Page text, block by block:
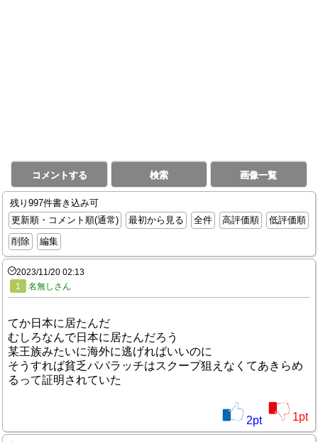
コメントする 検索 画像一覧
残り997件書き込み可
更新順・コメント順(通常)
最初から見る 全件 高評価順
低評価順
削除
編集
2023/11/20 02:13
1
名無しさん
てか日本に居たんだ
むしろなんで日本に居たんだろう
某王族みたいに海外に逃げればいいのに
そうすれば貧乏パパラッチはスクープ狙えなくてあきらめ
るって証明されていた
2pt 1pt